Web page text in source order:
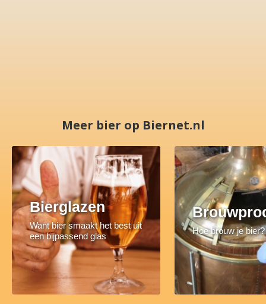
Meer bier op Biernet.nl
Bierglazen
Want bier smaakt het best uit
een bijpassend glas
Hoe brouw je bier?